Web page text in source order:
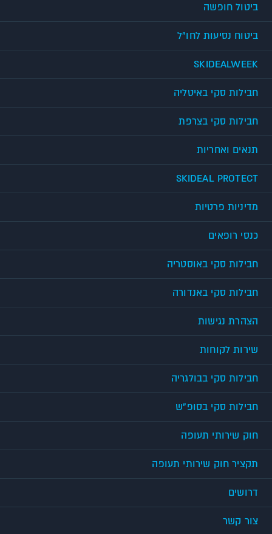
ביטול חופשה
ביטוח נסיעות לחו"ל
SKIDEALWEEK
חבילות סקי באיטליה
חבילות סקי בצרפת
תנאים ואחריות
SKIDEAL PROTECT
מדיניות פרטיות
כנסי רופאים
חבילות סקי באוסטריה
חבילות סקי באנדורה
הצהרת נגישות
שירות לקוחות
חבילות סקי בבולגריה
חבילות סקי בסופ"ש
חוק שירותי תעופה
תקציר חוק שירותי תעופה
דרושים
צור קשר